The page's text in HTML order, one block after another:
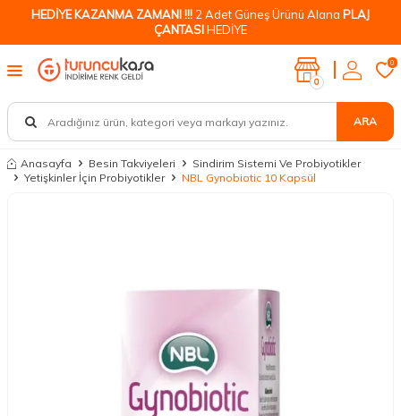
HEDİYE KAZANMA ZAMANI !!! 2 Adet Güneş Ürünü Alana PLAJ
ÇANTASIHEDİYE
ARA
0
0
Anasayfa Besin Takviyeleri
Sindirim Sistemi Ve Probiyotikler
Yetişkinler İçin Probiyotikler
NBL Gynobiotic 10 Kapsül